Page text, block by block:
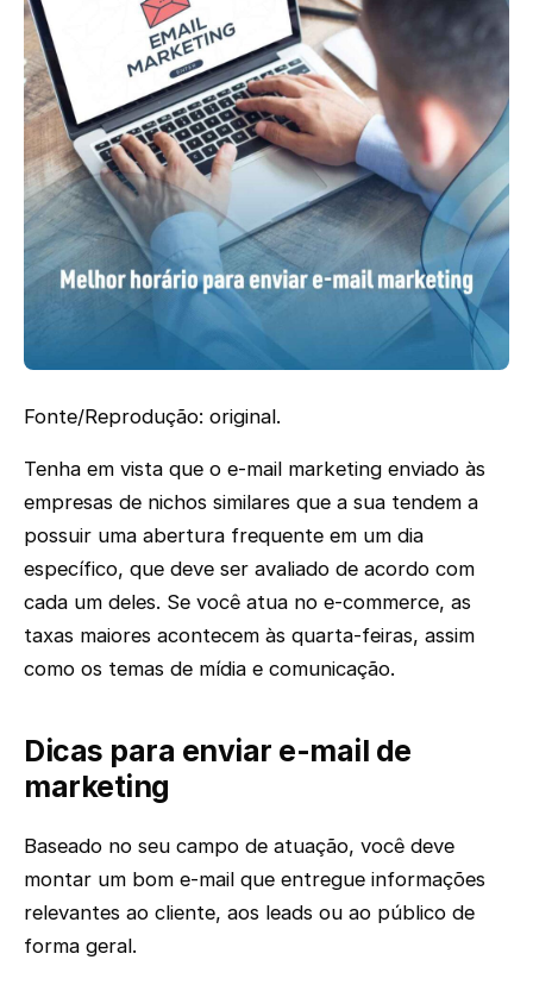
Fonte/Reprodução: original.
Tenha em vista que o e-mail marketing enviado às
empresas de nichos similares que a sua tendem a
possuir uma abertura frequente em um dia
específico, que deve ser avaliado de acordo com
cada um deles. Se você atua no e-commerce, as
taxas maiores acontecem às quarta-feiras, assim
como os temas de mídia e comunicação.
Dicas para enviar e-mail de
marketing
Baseado no seu campo de atuação, você deve
montar um bom e-mail que entregue informações
relevantes ao cliente, aos leads ou ao público de
forma geral.